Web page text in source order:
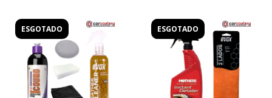
ESGOTADO ESGOTADO